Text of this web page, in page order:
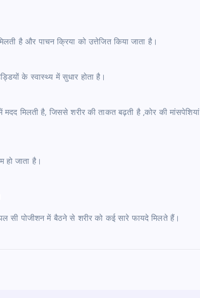
है और पाचन क्रिया को उत्तेजित किया जाता है।
के स्वास्थ्य में सुधार होता है।
मिलती है, जिससे शरीर की ताकत बढ़ती है ,कोर की मांसपेशियां
जाता है।
पोजीशन में बैठने से शरीर को कई सारे फायदे मिलते हैं।